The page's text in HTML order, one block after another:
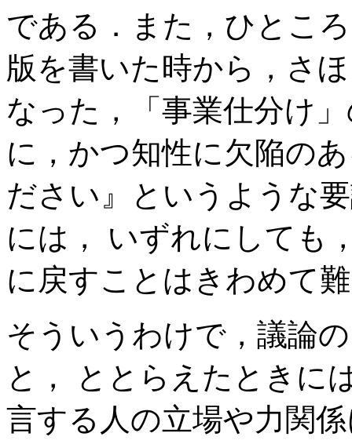
である．また，ひとこ
版を書いた時から，さ
なった，「事業仕分け
に，かつ知性に欠陥の
ださい』というような
には， いずれにしても
に戻すことはきわめて
そういうわけで，議論
と， ととらえたときに
言する人の立場や力関